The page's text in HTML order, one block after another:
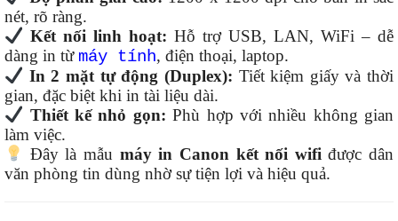
nét, rõ ràng.
Kết nối linh hoạt: Hỗ trợ USB, LAN, WiFi – dễ
dàng in từ máy tính, điện thoại, laptop.
In 2 mặt tự động (Duplex): Tiết kiệm giấy và thời
gian, đặc biệt khi in tài liệu dài.
Thiết kế nhỏ gọn: Phù hợp với nhiều không gian
làm việc.
Đây là mẫu máy in Canon kết nối wifiđược dân
văn phòng tin dùng nhờ sự tiện lợi và hiệu quả.